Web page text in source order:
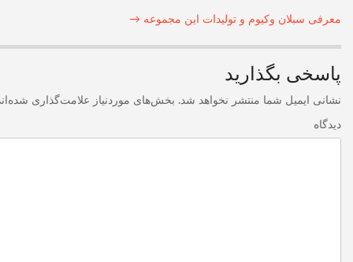
Post
navigation
معرفی سبلان وکیوم و تولیدات این مجموعه →
پاسخی بگذارید
نشانی ایمیل شما منتشر نخواهد شد. بخش‌های موردنیاز علامت‌گذاری
دیدگاه